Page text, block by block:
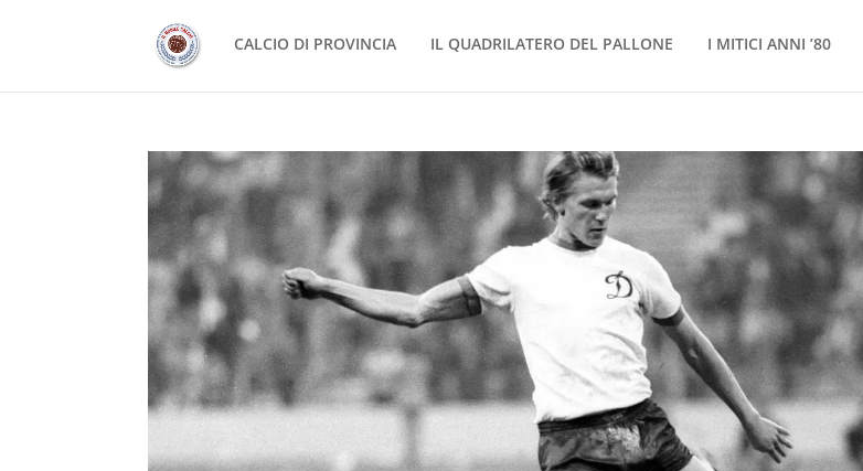
CALCIO DI PROVINCIA IL QUADRILATERO DEL PALLONE I MITICI ANNI ’80